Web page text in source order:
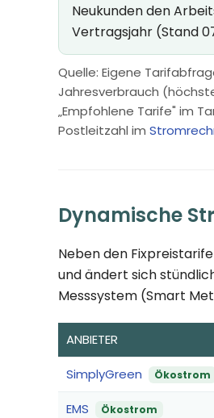
Neukunden den
Vertragsjahr (Stand
Quelle: Eigene
Jahresverbrauch
„Empfohlene Tarife" im
Postleitzahl im
Dynamische
Neben den
und ändert sich
Messsystem (Smart
ANBIETER
SimplyGreen Ökostrom
EMS Ökostrom